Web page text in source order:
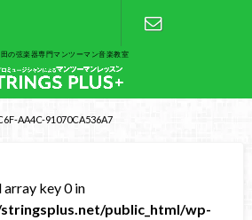
の弦楽器専門マンツーマン音楽教室
お問い合わ
AA4C-91070CA536A7
array key 0 in
public_html/wp-